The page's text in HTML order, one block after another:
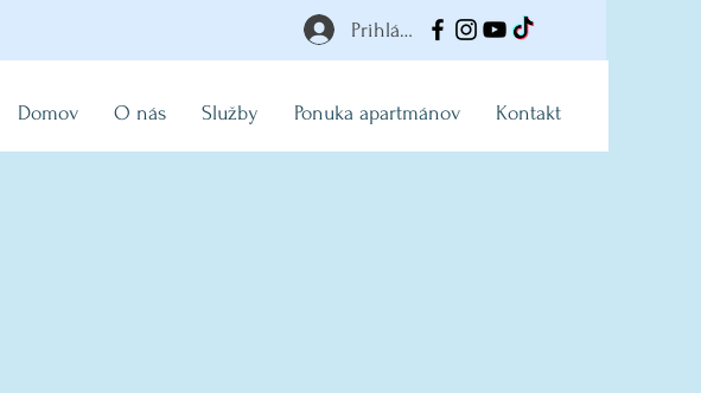
Prihlásiť
Domov O nás Služby Ponuka apartmánov Kontakt